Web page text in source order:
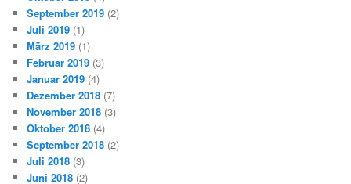
September 2019 (2)
Juli 2019 (1)
März 2019 (1)
Februar 2019 (3)
Januar 2019 (4)
Dezember 2018 (7)
November 2018 (3)
Oktober 2018 (4)
September 2018 (2)
Juli 2018 (3)
Juni 2018 (2)